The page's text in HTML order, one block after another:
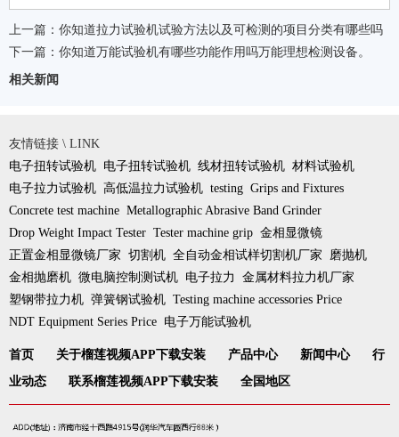
上一篇： 你知道拉力试验机试验方法以及可检测的项目分类有哪些吗
下一篇： 你知道万能试验机有哪些功能作用吗万能理想检测设备。
相关新闻
友情链接 \ LINK
电子扭转试验机 电子扭转试验机 线材扭转试验机 材料试验机
电子拉力试验机 高低温拉力试验机 testing Grips and Fixtures
Concrete test machine Metallographic Abrasive Band Grinder
Drop Weight Impact Tester Tester machine grip 金相显微镜
正置金相显微镜厂家 切割机 全自动金相试样切割机厂家
磨抛机
金相抛磨机 微电脑控制测试机 电子拉力
金属材料拉力机厂家
塑钢带拉力机 弹簧钢试验机 Testing machine accessories Price
NDT Equipment Series Price 电子万能试验机
首页 关于榴莲视频APP下载安装 产品中心 新闻中心
行
业动态
联系榴莲视频APP下载安装 全国地区